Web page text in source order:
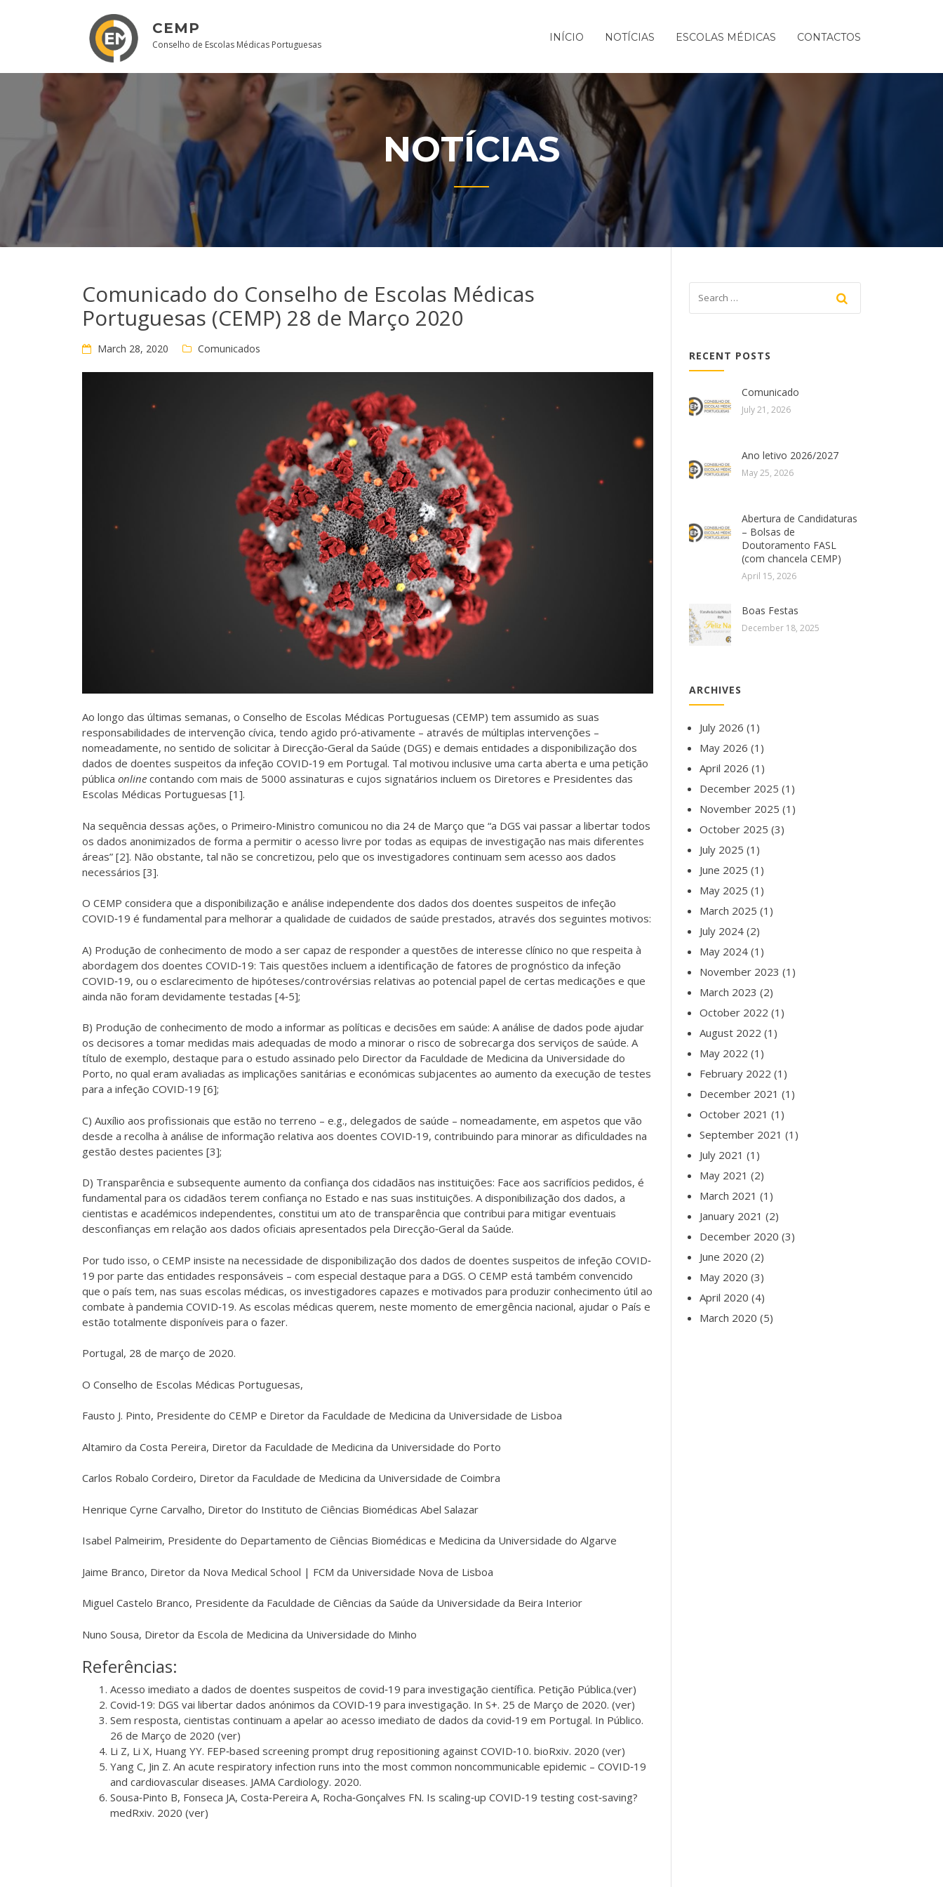
CEMP
Conselho de Escolas Médicas Portuguesas
INÍCIO NOTÍCIAS ESCOLAS MÉDICAS CONTACTOS
NOTÍCIAS
Comunicado do Conselho de Escolas Médicas
Portuguesas (CEMP) 28 de Março 2020
March 28, 2020 Comunicados
Ao longo das últimas semanas, o Conselho de Escolas Médicas Portuguesas (CEMP) tem assumido as suas
responsabilidades de intervenção cívica, tendo agido pró‐ativamente – através de múltiplas intervenções –
nomeadamente, no sentido de solicitar à Direcção‐Geral da Saúde (DGS) e demais entidades a disponibilização dos
dados de doentes suspeitos da infeção COVID‐19 em Portugal. Tal motivou inclusive uma carta aberta e uma petição
pública online contando com mais de 5000 assinaturas e cujos signatários incluem os Diretores e Presidentes das
Escolas Médicas Portuguesas [1].
Na sequência dessas ações, o Primeiro‐Ministro comunicou no dia 24 de Março que “a DGS vai passar a libertar todos
os dados anonimizados de forma a permitir o acesso livre por todas as equipas de investigação nas mais diferentes
áreas” [2]. Não obstante, tal não se concretizou, pelo que os investigadores continuam sem acesso aos dados
necessários [3].
O CEMP considera que a disponibilização e análise independente dos dados dos doentes suspeitos de infeção
COVID‐19 é fundamental para melhorar a qualidade de cuidados de saúde prestados, através dos seguintes motivos:
A) Produção de conhecimento de modo a ser capaz de responder a questões de interesse clínico no que respeita à
abordagem dos doentes COVID‐19: Tais questões incluem a identificação de fatores de prognóstico da infeção
COVID‐19, ou o esclarecimento de hipóteses/controvérsias relativas ao potencial papel de certas medicações e que
ainda não foram devidamente testadas [4‐5];
B) Produção de conhecimento de modo a informar as políticas e decisões em saúde: A análise de dados pode ajudar
os decisores a tomar medidas mais adequadas de modo a minorar o risco de sobrecarga dos serviços de saúde. A
título de exemplo, destaque para o estudo assinado pelo Director da Faculdade de Medicina da Universidade do
Porto, no qual eram avaliadas as implicações sanitárias e económicas subjacentes ao aumento da execução de testes
para a infeção COVID‐19 [6];
C) Auxílio aos profissionais que estão no terreno – e.g., delegados de saúde – nomeadamente, em aspetos que vão
desde a recolha à análise de informação relativa aos doentes COVID‐19, contribuindo para minorar as dificuldades na
gestão destes pacientes [3];
D) Transparência e subsequente aumento da confiança dos cidadãos nas instituições: Face aos sacrifícios pedidos, é
fundamental para os cidadãos terem confiança no Estado e nas suas instituições. A disponibilização dos dados, a
cientistas e académicos independentes, constitui um ato de transparência que contribui para mitigar eventuais
desconfianças em relação aos dados oficiais apresentados pela Direcção‐Geral da Saúde.
Por tudo isso, o CEMP insiste na necessidade de disponibilização dos dados de doentes suspeitos de infeção COVID‐
19 por parte das entidades responsáveis – com especial destaque para a DGS. O CEMP está também convencido
que o país tem, nas suas escolas médicas, os investigadores capazes e motivados para produzir conhecimento útil ao
combate à pandemia COVID‐19. As escolas médicas querem, neste momento de emergência nacional, ajudar o País e
estão totalmente disponíveis para o fazer.
Portugal, 28 de março de 2020.
O Conselho de Escolas Médicas Portuguesas,
Fausto J. Pinto, Presidente do CEMP e Diretor da Faculdade de Medicina da Universidade de Lisboa
Altamiro da Costa Pereira, Diretor da Faculdade de Medicina da Universidade do Porto
Carlos Robalo Cordeiro, Diretor da Faculdade de Medicina da Universidade de Coimbra
Henrique Cyrne Carvalho, Diretor do Instituto de Ciências Biomédicas Abel Salazar
Isabel Palmeirim, Presidente do Departamento de Ciências Biomédicas e Medicina da Universidade do Algarve
Jaime Branco, Diretor da Nova Medical School | FCM da Universidade Nova de Lisboa
Miguel Castelo Branco, Presidente da Faculdade de Ciências da Saúde da Universidade da Beira Interior
Nuno Sousa, Diretor da Escola de Medicina da Universidade do Minho
Referências:
Acesso imediato a dados de doentes suspeitos de covid‐19 para investigação científica. Petição Pública.(ver)
Covid‐19: DGS vai libertar dados anónimos da COVID‐19 para investigação. In S+. 25 de Março de 2020. (ver)
Sem resposta, cientistas continuam a apelar ao acesso imediato de dados da covid‐19 em Portugal. In Público.
26 de Março de 2020 (ver)
Li Z, Li X, Huang YY. FEP‐based screening prompt drug repositioning against COVID‐10. bioRxiv. 2020 (ver)
Yang C, Jin Z. An acute respiratory infection runs into the most common noncommunicable epidemic – COVID‐19
and cardiovascular diseases. JAMA Cardiology. 2020.
Sousa‐Pinto B, Fonseca JA, Costa‐Pereira A, Rocha‐Gonçalves FN. Is scaling‐up COVID‐19 testing cost‐saving?
medRxiv. 2020 (ver)
RECENT POSTS
Comunicado
July 21, 2026
Ano letivo 2026/2027
May 25, 2026
Abertura de Candidaturas
– Bolsas de
Doutoramento FASL
(com chancela CEMP)
April 15, 2026
Boas Festas
December 18, 2025
ARCHIVES
July 2026 (1)
May 2026 (1)
April 2026 (1)
December 2025 (1)
November 2025 (1)
October 2025 (3)
July 2025 (1)
June 2025 (1)
May 2025 (1)
March 2025 (1)
July 2024 (2)
May 2024 (1)
November 2023 (1)
March 2023 (2)
October 2022 (1)
August 2022 (1)
May 2022 (1)
February 2022 (1)
December 2021 (1)
October 2021 (1)
September 2021 (1)
July 2021 (1)
May 2021 (2)
March 2021 (1)
January 2021 (2)
December 2020 (3)
June 2020 (2)
May 2020 (3)
April 2020 (4)
March 2020 (5)